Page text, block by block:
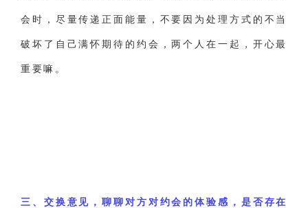
会时，尽量传递正面能量，不要因为处理方式的不当
破坏了自己满怀期待的约会，两个人在一起，开心最
重要嘛。
三、交换意见，聊聊对方对约会的体验感，是否存在